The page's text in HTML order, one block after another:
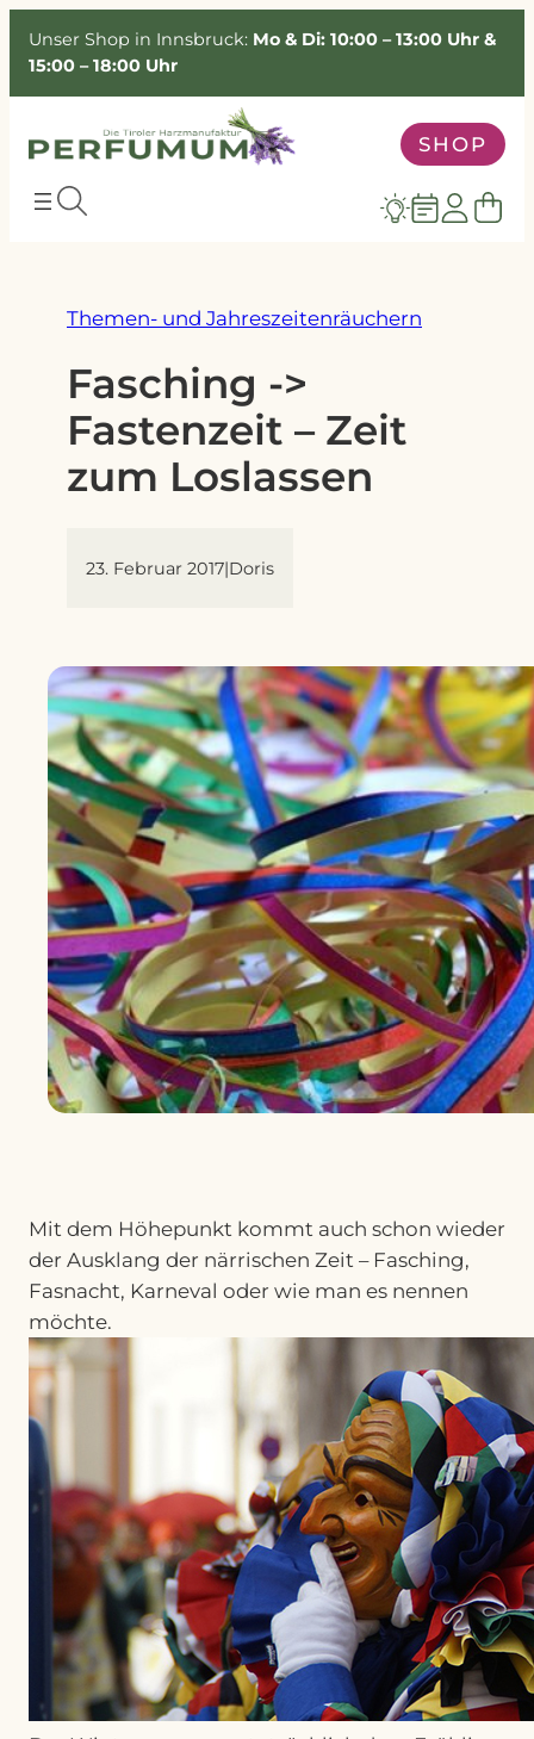
Inhalt
Unser Shop in Innsbruck: Mo & Di: 10:00 – 13:00 Uhr &
15:00 – 18:00 Uhr
SHOP
Themen- und Jahreszeitenräuchern
Fasching ->
Fastenzeit – Zeit
zum Loslassen
23. Februar 2017|Doris
Mit dem Höhepunkt kommt auch schon wieder
der Ausklang der närrischen Zeit – Fasching,
Fasnacht, Karneval oder wie man es nennen
möchte.